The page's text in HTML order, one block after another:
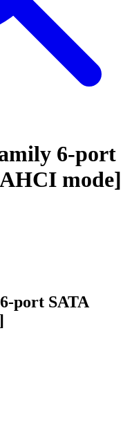
6-port
mode]
port SATA